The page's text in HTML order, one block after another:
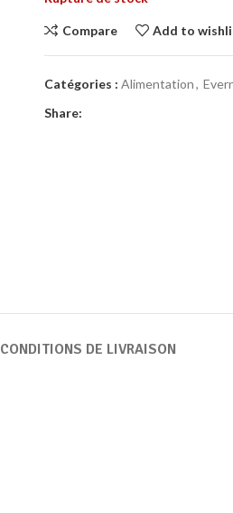
Compare Add to
Catégories : Alimentation,
Share:
CONDITIONS DE LIVRAISON